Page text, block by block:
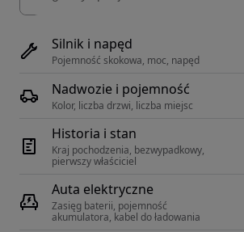
Silnik i napęd
Pojemność skokowa, moc, napęd
Nadwozie i pojemność
Kolor, liczba drzwi, liczba miejsc
Historia i stan
Kraj pochodzenia, bezwypadkowy,
pierwszy właściciel
Auta elektryczne
Zasięg baterii, pojemność
akumulatora, kabel do ładowania